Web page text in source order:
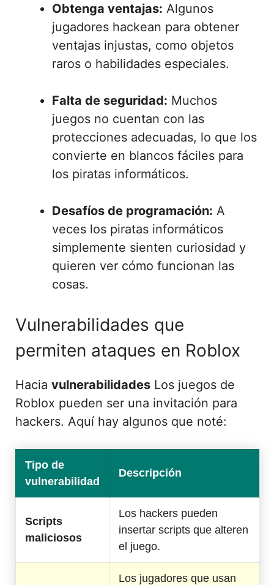
Obtenga ventajas: Algunos
jugadores hackean para obtener
ventajas injustas, como objetos
raros o habilidades especiales.
Falta de seguridad: Muchos
juegos no cuentan con las
protecciones adecuadas, lo que los
convierte en blancos fáciles para
los piratas informáticos.
Desafíos de programación: A
veces los piratas informáticos
simplemente sienten curiosidad y
quieren ver cómo funcionan las
cosas.
Vulnerabilidades que
permiten ataques en Roblox
Hacia vulnerabilidades Los juegos de
Roblox pueden ser una invitación para
hackers. Aquí hay algunos que noté:
Tipo de
vulnerabilidad
Descripción
Scripts
maliciosos
Los hackers pueden
insertar scripts que alteren
el juego.
Los jugadores que usan